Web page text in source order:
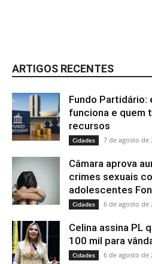
ARTIGOS RECENTES
Fundo Partidário:
funciona e quem
recursos
Cidades 7 de agosto de
Câmara aprova
crimes sexuais
adolescentes
Cidades 6 de agosto de
Celina assina PL
100 mil para
Cidades 6 de agosto de